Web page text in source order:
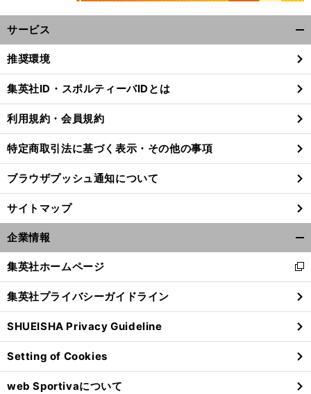
サービス
閉
る
推奨環境
集英社ID・スポルティーバIDとは
利用規約・会員規約
特定商取引法に基づく表示・その他の事項
ブラウザプッシュ通知について
サイトマップ
企業情報
閉
る
集英社ホームページ
新
し
い
ウ
ィ
ン
ド
ウ
で
集英社プライバシーガイドライン
SHUEISHA Privacy Guideline
Setting of Cookies
web Sportivaについて